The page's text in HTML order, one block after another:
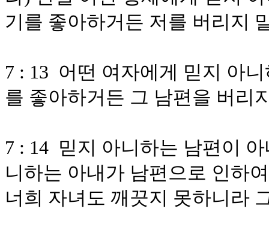
기를 좋아하거든 저를 버리지
7 : 13 어떤 여자에게 믿지 아
를 좋아하거든 그 남편을 버리
7 : 14 믿지 아니하는 남편이
니하는 아내가 남편으로 인하
너희 자녀도 깨끗지 못하니라